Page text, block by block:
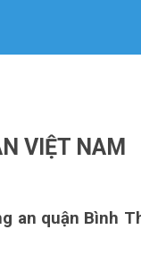
VIỆT NAM
an quận Bình